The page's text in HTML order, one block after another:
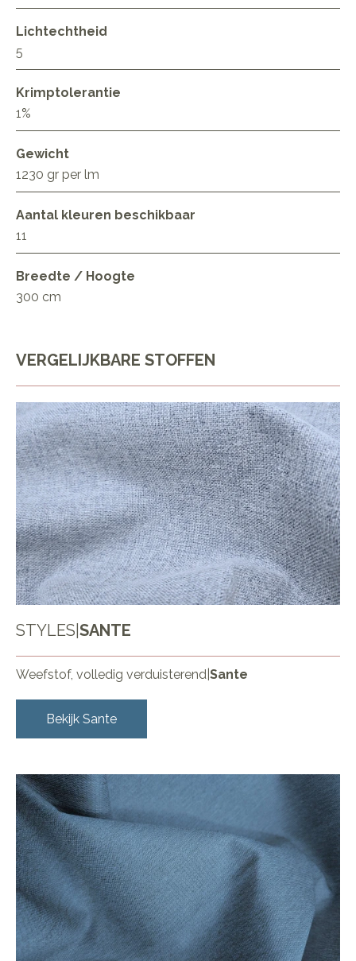
Lichtechtheid
5
Krimptolerantie
1%
Gewicht
1230 gr per lm
Aantal kleuren beschikbaar
11
Breedte / Hoogte
300 cm
VERGELIJKBARE STOFFEN
STYLES SANTE
Weefstof, volledig verduisterend Sante
Bekijk Sante